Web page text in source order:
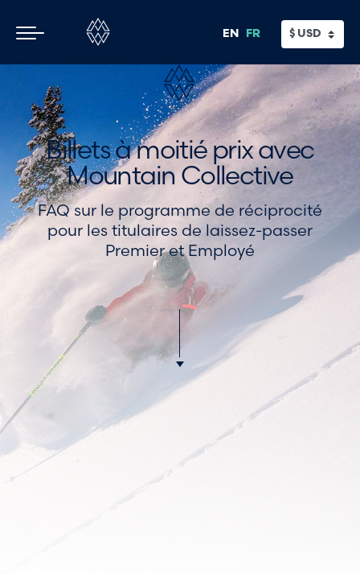
au
principal
EN
FR
Billets à moitié prix avec
Mountain Collective
FAQ sur le programme de réciprocité
pour les titulaires de laissez-passer
Premier et Employé